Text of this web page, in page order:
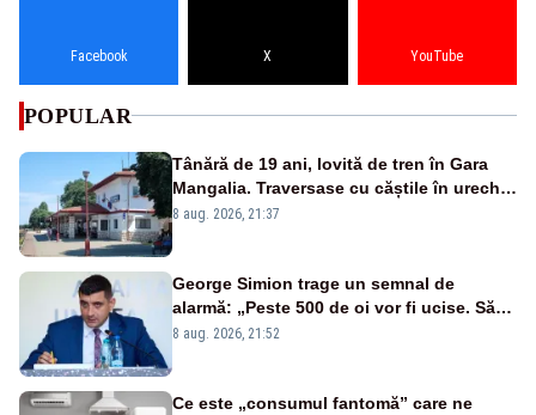
Facebook X YouTube
POPULAR
Tânără de 19 ani, lovită de tren în Gara
Mangalia. Traversase cu căștile în urechi
liniile printr-un loc nepermis
8 aug. 2026, 21:37
George Simion trage un semnal de
alarmă: „Peste 500 de oi vor fi ucise. Să
vedem dacă ciobanii vor fi despăgubiți”
8 aug. 2026, 21:52
Ce este „consumul fantomă” care ne